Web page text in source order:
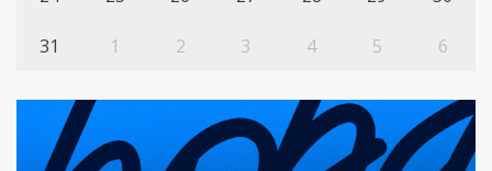
31 1 2 3 4 5 6